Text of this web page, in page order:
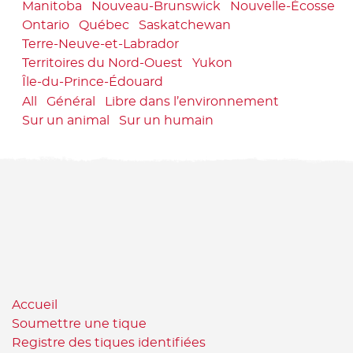
Manitoba Nouveau-Brunswick
Nouvelle-Écosse
Ontario
Québec
Saskatchewan
Terre-Neuve-et-Labrador
Territoires du Nord-Ouest
Yukon
Île-du-Prince-Édouard
All
Général
Libre dans l’environnement
Sur un animal
Sur un humain
Accueil
Soumettre une tique
Registre des tiques identifiées